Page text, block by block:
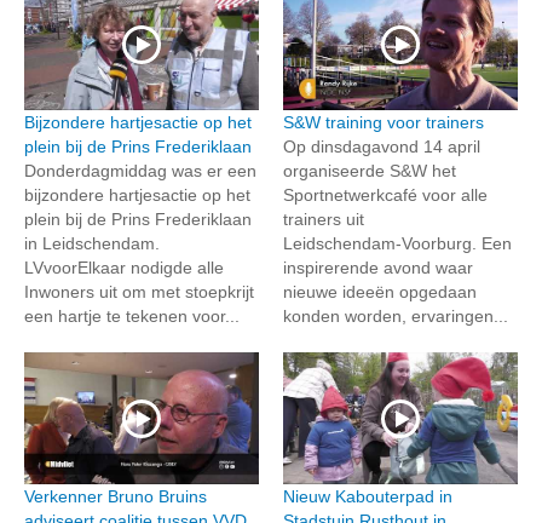
Bijzondere hartjesactie op het
plein bij de Prins Frederiklaan
Donderdagmiddag was er een
bijzondere hartjesactie op het
plein bij de Prins Frederiklaan
in Leidschendam.
LVvoorElkaar nodigde alle
Inwoners uit om met stoepkrijt
een hartje te tekenen voor...
S&W training voor trainers
Op dinsdagavond 14 april
organiseerde S&W het
Sportnetwerkcafé voor alle
trainers uit
Leidschendam‑Voorburg. Een
inspirerende avond waar
nieuwe ideeën opgedaan
konden worden, ervaringen...
Verkenner Bruno Bruins
Nieuw Kabouterpad in